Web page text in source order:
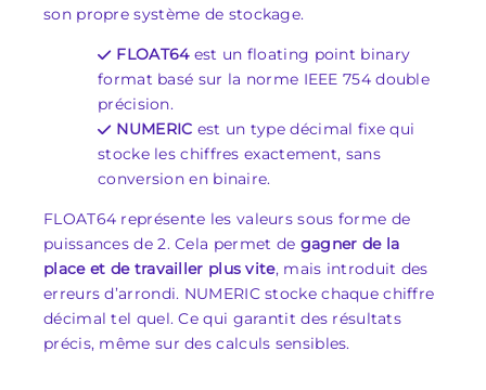
son propre système de stockage.
FLOAT64est un floating point binary
format basé sur la norme IEEE 754 double
précision.
NUMERIC est un type décimal fixe qui
stocke les chiffres exactement, sans
conversion en binaire.
FLOAT64 représente les valeurs sous forme de
puissances de 2. Cela permet de gagner de la
place et de travailler plus vite, mais introduit des
erreurs d’arrondi. NUMERIC stocke chaque chiffre
décimal tel quel. Ce qui garantit des résultats
précis, même sur des calculs sensibles.